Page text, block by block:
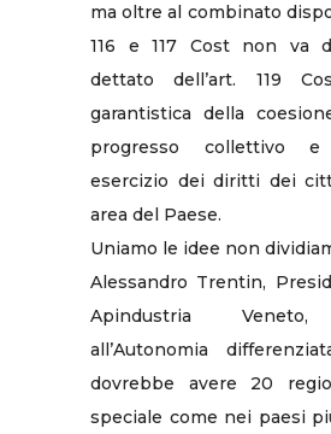
ma oltre al combinato
116 e 117 Cost non va
dettato dell’art. 119
garantistica della
progresso collettivo e
esercizio dei diritti dei
area del Paese.
Uniamo le idee non
Alessandro Trentin,
Apindustria Veneto,
all’Autonomia
dovrebbe avere 20
speciale come nei paesi